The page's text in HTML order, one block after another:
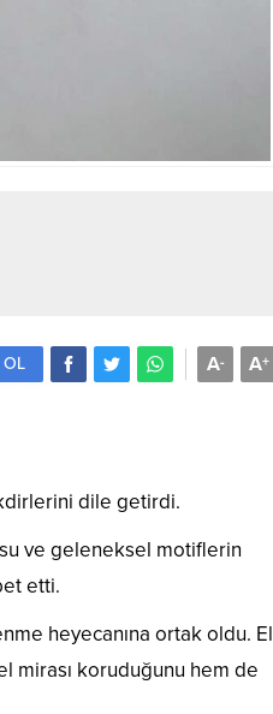
A+
A-
OL
dile getirdi.
ve geleneksel motiflerin
etti.
heyecanına ortak oldu. ​El
mirası koruduğunu hem de